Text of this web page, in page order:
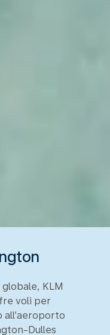
KLM
voli per
all’aeroporto
Dulles